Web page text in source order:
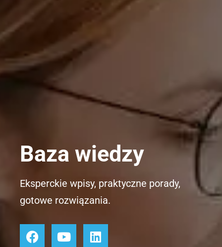
Baza wiedzy
Eksperckie wpisy, praktyczne porady,
gotowe rozwiązania.